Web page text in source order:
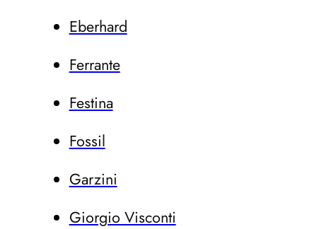
Eberhard
Ferrante
Festina
Fossil
Garzini
Giorgio Visconti